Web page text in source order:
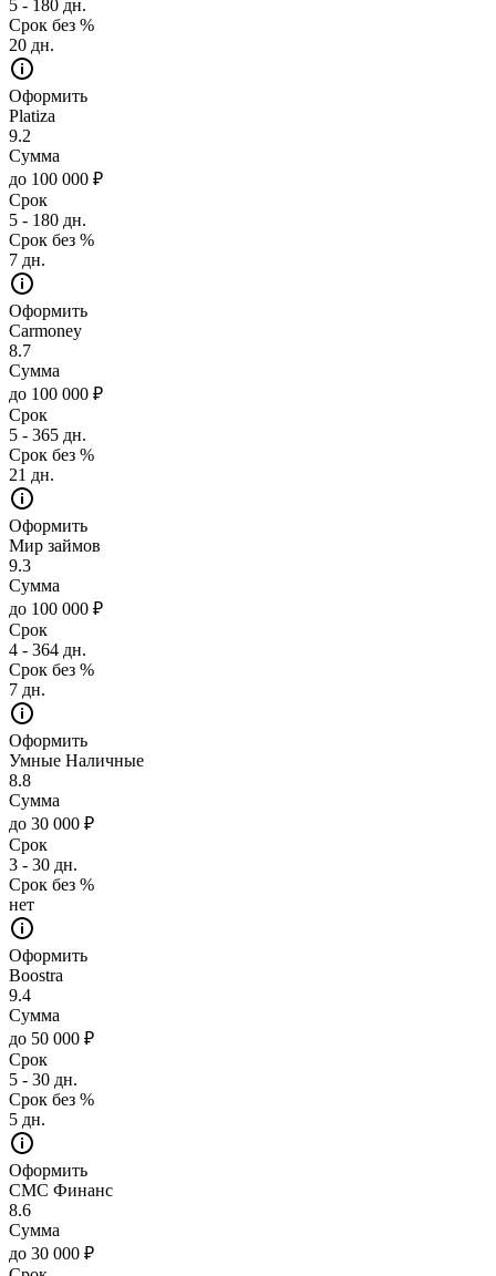
5 - 180 дн.
Срок без %
20 дн.
Оформить
Platiza
9.2
Сумма
до 100 000 ₽
Срок
5 - 180 дн.
Срок без %
7 дн.
Оформить
Carmoney
8.7
Сумма
до 100 000 ₽
Срок
5 - 365 дн.
Срок без %
21 дн.
Оформить
Мир займов
9.3
Сумма
до 100 000 ₽
Срок
4 - 364 дн.
Срок без %
7 дн.
Оформить
Умные Наличные
8.8
Сумма
до 30 000 ₽
Срок
3 - 30 дн.
Срок без %
нет
Оформить
Boostra
9.4
Сумма
до 50 000 ₽
Срок
5 - 30 дн.
Срок без %
5 дн.
Оформить
СМС Финанс
8.6
Сумма
до 30 000 ₽